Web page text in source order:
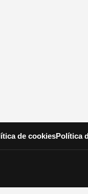
de cookiesPolítica